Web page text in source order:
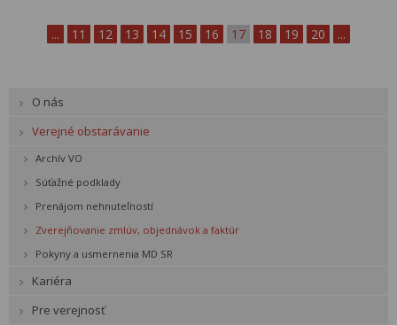
... 11 12 13 14 15 16 17 18 19 20 ...
O nás
Verejné obstarávanie
Archív VO
Súťažné podklady
Prenájom nehnuteľností
Zverejňovanie zmlúv, objednávok a faktúr
Pokyny a usmernenia MD SR
Kariéra
Pre verejnosť